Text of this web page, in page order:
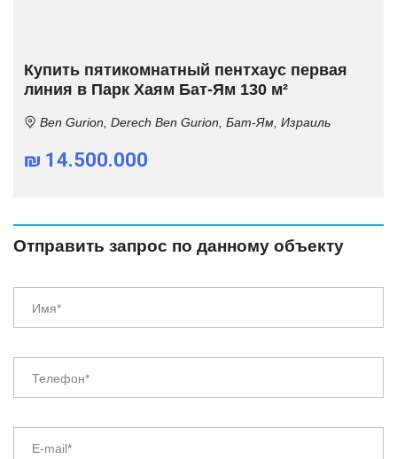
Купить пятикомнатный пентхаус первая
линия в Парк Хаям Бат-Ям 130 м²
Ben Gurion, Derech Ben Gurion, Бат-Ям, Израиль
₪ 14.500.000
Отправить запрос по данному объекту